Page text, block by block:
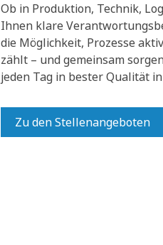
Ob in Produktion, Technik,
Ihnen klare
die Möglichkeit, Prozesse
zählt – und gemeinsam
jeden Tag in bester Qualität
Zu den Stellenangeboten